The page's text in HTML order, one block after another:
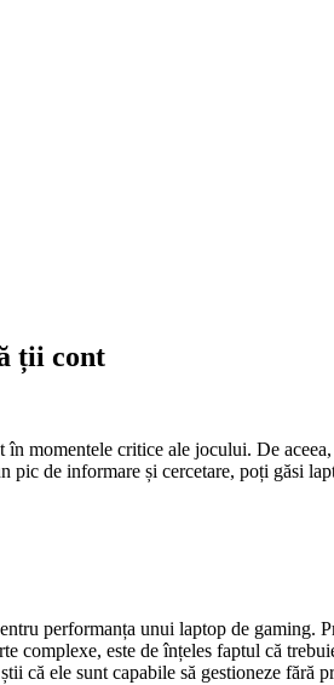
ții cont
momentele critice ale jocului. De
de informare și cercetare, poți găsi
performanța unui laptop de gaming.
este de înțeles faptul că
că ele sunt capabile să gestioneze fără